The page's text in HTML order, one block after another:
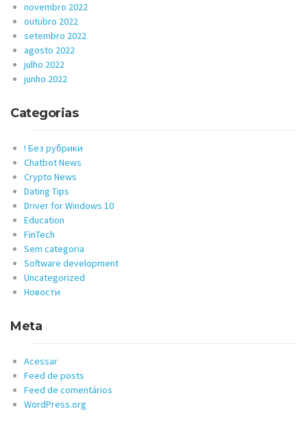
novembro 2022
outubro 2022
setembro 2022
agosto 2022
julho 2022
junho 2022
Categorias
! Без рубрики
Chatbot News
Crypto News
Dating Tips
Driver for Windows 10
Education
FinTech
Sem categoria
Software development
Uncategorized
Новости
Meta
Acessar
Feed de posts
Feed de comentários
WordPress.org